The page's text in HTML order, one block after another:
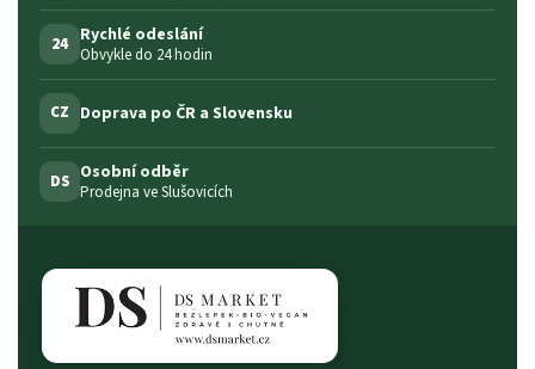
24 Rychlé odeslání
Obvykle do 24 hodin
CZ Doprava po ČR a Slovensku
DS Osobní odběr
Prodejna ve Slušovicích